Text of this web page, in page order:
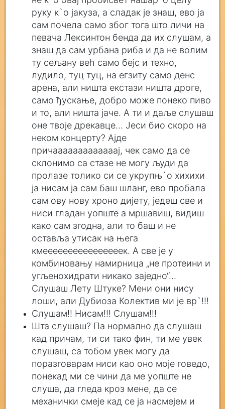
руку к`о јакуза, а сладак је знаш, ево ја
сам почела само због тога што личи на
певача Лексинтон бенда да их слушам, а
знаш да сам урбана риба и да не волим
ту сељану већ само бејс и техно,
лудило, туц туц, на егзиту само денс
арена, али ништа екстази ништа дроге,
само ђускање, добро може понеко пиво
и то, али ништа јаче. А ти и даље слушаш
оне твоје дрекавце... Јеси био скоро на
неком концерту? Ајде
причааааааааааааај, чек само да се
склонимо са стазе не могу људи да
пролазе толико си се укрупњ`о хихихи
ја нисам ја сам баш шланг, ево пробала
сам ову нову хроно дијету, једеш све и
ниси гладан уопште а мршавиш, видиш
како сам згодна, али то баш и не
оставља утисак на њега
кмеееееееееееееееек. А све је у
комбиновању намирница „не протеини и
угљенохидрати никако заједно“...
Слушаш Лету Штуке? Мени они нису
лоши, али Дубиоза Колектив ми је вр`!!!
Слушам!! Нисам!!! Слушам!!!
Шта слушаш? Па нормално да слушаш
кад причам, ти си тако фин, ти ме увек
слушаш, са тобом увек могу да
поразговарам ниси као оно моје говедо,
понекад ми се чини да ме уопште не
слуша, да гледа кроз мене, да се
механички смеје кад се ја насмејем и